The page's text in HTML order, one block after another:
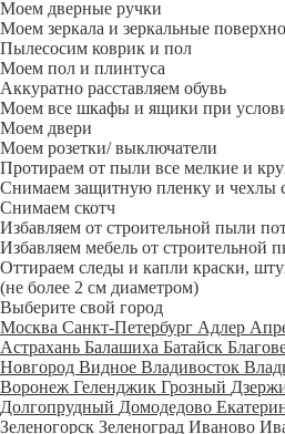
Моем дверные ручки
Моем зеркала и зеркальные
Пылесосим коврик и пол
Моем пол и плинтуса
Аккуратно расставляем обувь
Моем все шкафы и ящики при
Моем двери
Моем розетки/ выключатели
Протираем от пыли все мелкие и
Снимаем защитную пленку и чехлы
Снимаем скотч
Избавляем от строительной пыли
Избавляем мебель от строительной
Оттираем следы и капли краски,
(не более 2 см диаметром)
Выберите свой город
Москва Санкт-Петербург Адлер
Астрахань Балашиха Батайск
Новгород Видное Владивосток
Воронеж Геленджик Грозный
Долгопрудный Домодедово
Зеленогорск Зеленоград Иваново